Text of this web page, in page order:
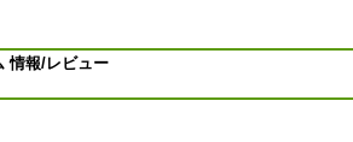
情報/レビュー